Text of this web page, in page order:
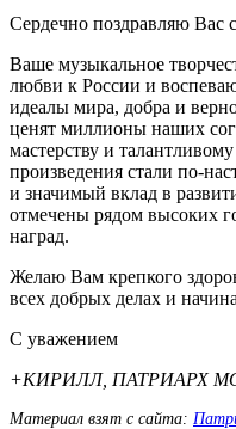
Сердечно поздравляю Вас
Ваше музыкальное
любви к России и
идеалы мира, добра и
ценят миллионы наших
мастерству и
произведения стали по-
и значимый вклад в
отмечены рядом высоких
наград.
Желаю Вам крепкого
всех добрых делах и
С уважением
+КИРИЛЛ, ПАТРИАРХ
Материал взят с сайта: